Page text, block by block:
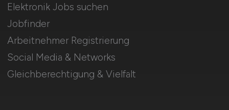
Elektronik Jobs suchen
Jobfinder
Arbeitnehmer Registrierung
Social Media & Networks
Gleichberechtigung & Vielfalt